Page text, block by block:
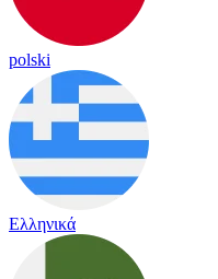
polski
Ελληνικά